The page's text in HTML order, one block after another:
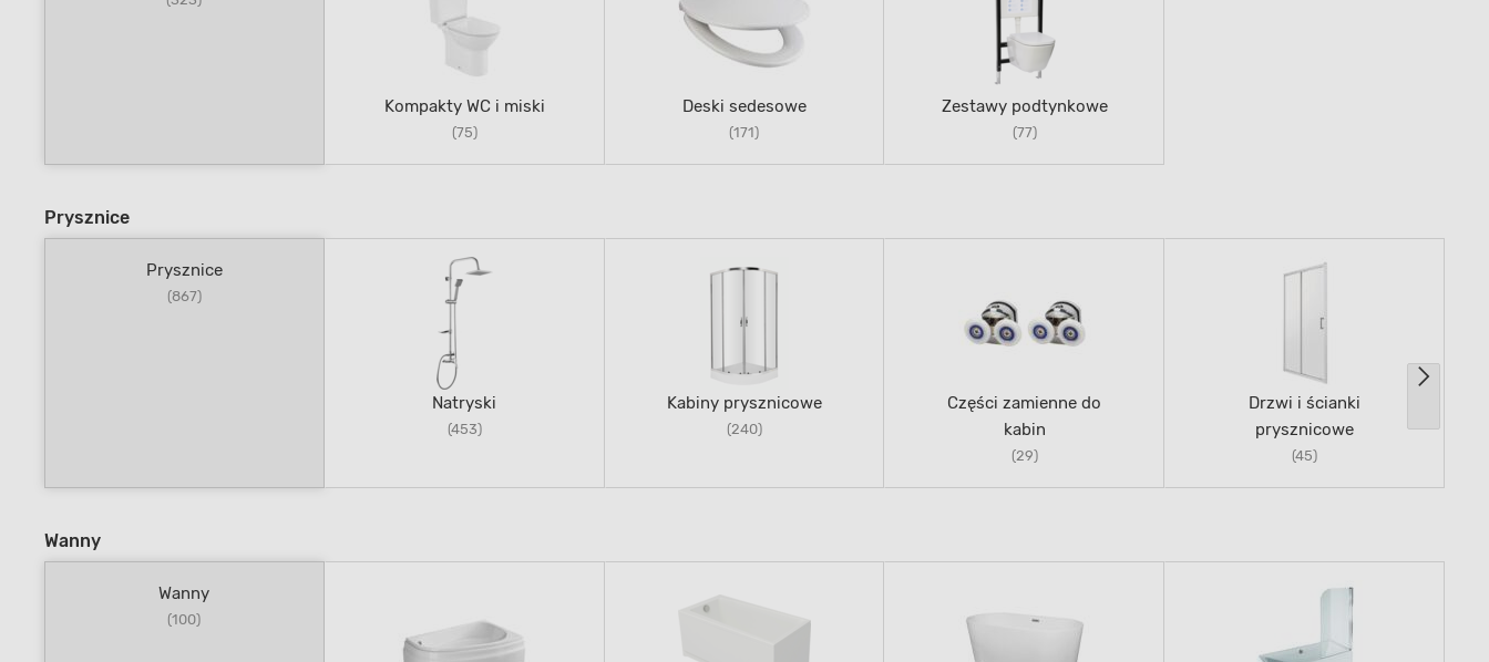
Kompakty WC i miski
(75)
Deski sedesowe
(171)
Zestawy podtynkowe
(77)
Prysznice
Prysznice
(867)
Natryski
(453)
Kabiny prysznicowe
(240)
Części zamienne do
kabin
(29)
Drzwi i ścianki
prysznicowe
(45)
Wanny
Wanny
(100)